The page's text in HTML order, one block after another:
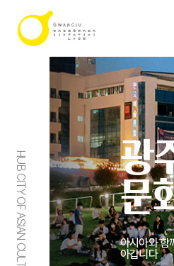
광
문
아시아와 함
아갑니다